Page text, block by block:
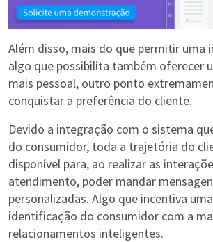
Além disso, mais do que permitir uma
algo que possibilita também oferecer
mais pessoal, outro ponto
conquistar a preferência do cliente.
Devido a integração com o sistema
do consumidor, toda a trajetória do
disponível para, ao realizar as
atendimento, poder mandar
personalizadas. Algo que incentiva
identificação do consumidor com a
relacionamentos inteligentes.